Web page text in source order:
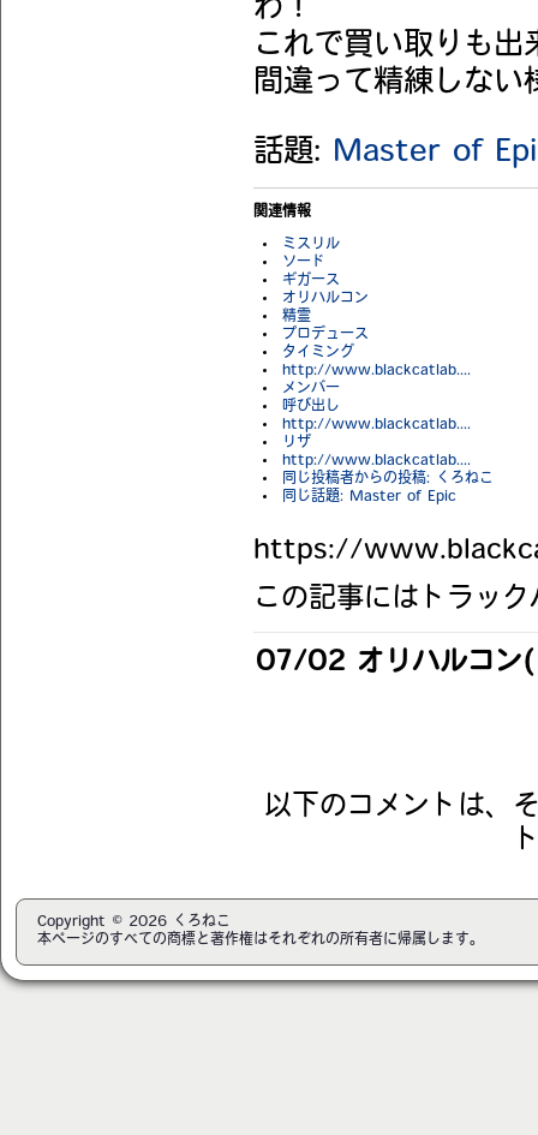
わ！
これで買い取りも出
間違って精練しな
話題: Master of
関連情報
ミスリル
ソード
ギガース
オリハルコン
精霊
プロデュース
タイミング
http://www.blackcatlab....
メンバー
呼び出し
http://www.blackcatlab....
リザ
http://www.blackcatlab....
同じ投稿者からの投稿: くろねこ
同じ話題: Master of Epic
https://
この記事にはトラッ
07/02 オリハルコ
以下のコメントは、
Copyright © 2026 くろねこ
本ページのすべての商標と著作権はそれぞれの所有者に帰属します。